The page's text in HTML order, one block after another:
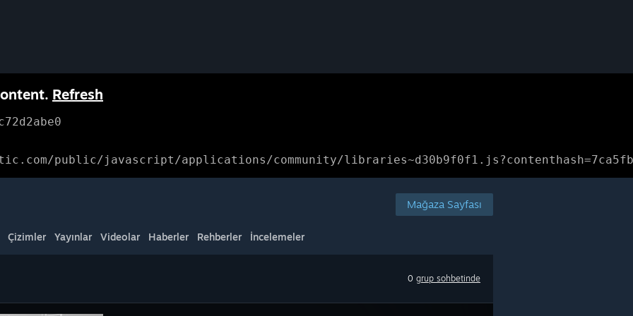
Refresh
public/javascript/applications/community/
Mağaza Sayfası
Çizimler Yayınlar Videolar Haberler Rehberler İncelemeler
0 grup sohbetinde